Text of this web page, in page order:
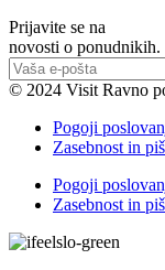
Prijavite se na
novosti o ponudnikih.
© 2024 Visit Ravno
Pogoji
Zasebnost in
Pogoji
Zasebnost in